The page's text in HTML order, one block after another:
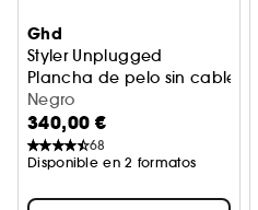
Ghd
Styler Unplugged
Plancha de pelo sin cable
Negro
340,00 €
68
Disponible en 2 formatos